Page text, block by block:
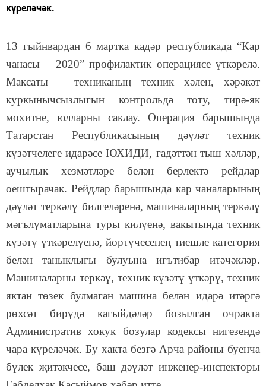
күреләчәк.
13 гыйнвардан 6 мартка кадәр республикада “Кар
чанасы – 2020” профилактик операциясе үткәрелә.
Максаты – техниканың техник хәлен, хәрәкәт
куркынычсызлыгын контрольдә тоту, тирә-як
мохитне, юлларны саклау. Операция барышында
Татарстан Республикасының дәүләт техник
күзәтчелеге идарәсе ЮХИДИ, гадәттән тыш хәлләр,
аучылык хезмәтләре белән берлектә рейдлар
оештырачак. Рейдлар барышында кар чаналарының
дәүләт теркәлү билгеләренә, машиналарның теркәлү
мәгълүматларына туры килүенә, вакытында техник
күзәтү үткәрелүенә, йөртүчесенең тиешле категория
белән таныклыгы булуына игътибар итәчәкләр.
Машиналарны теркәү, техник күзәтү үткәрү, техник
яктан төзек булмаган машина белән идарә итәргә
рөхсәт бирүдә кагыйдәләр бозылган очракта
Административ хокук бозулар кодексы нигезендә
чара күреләчәк. Бу хакта безгә Арча районы буенча
бүлек җитәкчесе, баш дәүләт инженер-инспекторы